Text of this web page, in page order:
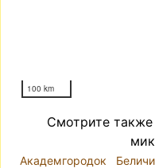
100 km
Смотрите
Академгородок Беличи